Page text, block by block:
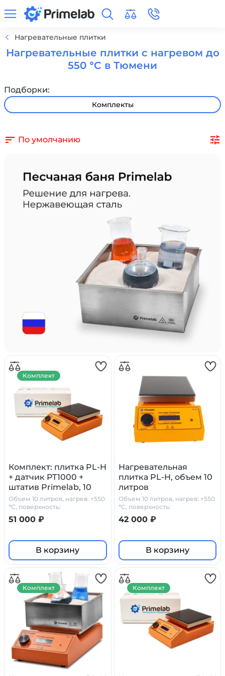
Нагревательные плитки
Нагревательные плитки с нагревом до
550 °C в Тюмени
Подборки:
Комплекты
По умолчанию
Комплект: плитка PL-H
+ датчик PT1000 +
штатив Primelab, 10
литров
Объем 10 литров, нагрев: +550
°С, поверхность:
стеклокерамика
51 000 ₽
В корзину
Комплект
Нагревательная
плитка PL-H, объем 10
литров
Объем 10 литров, нагрев: +550
°С, поверхность:
стеклокерамика
42 000 ₽
В корзину
Комплект Комплект